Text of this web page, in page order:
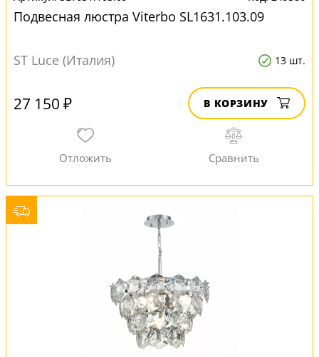
Подвесная люстра Viterbo SL1631.103.09
ST Luce (Италия) 13 шт.
27 150 ₽ В КОРЗИНУ